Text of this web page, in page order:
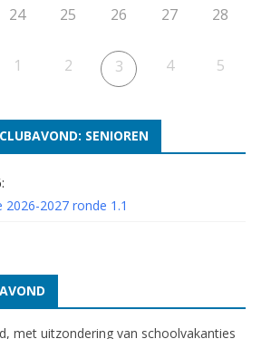
24 25 26 27 28
1 2 3 4 5
SENIOREN
2027 ronde 1.1
met uitzondering van schoolvakanties